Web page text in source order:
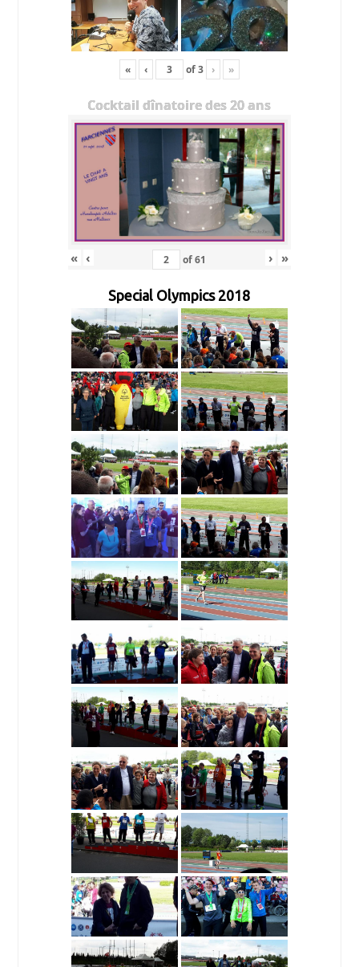
« ‹ of3 › »
Cocktail dînatoire des 20 ans
« ‹ of61 › »
Special Olympics 2018